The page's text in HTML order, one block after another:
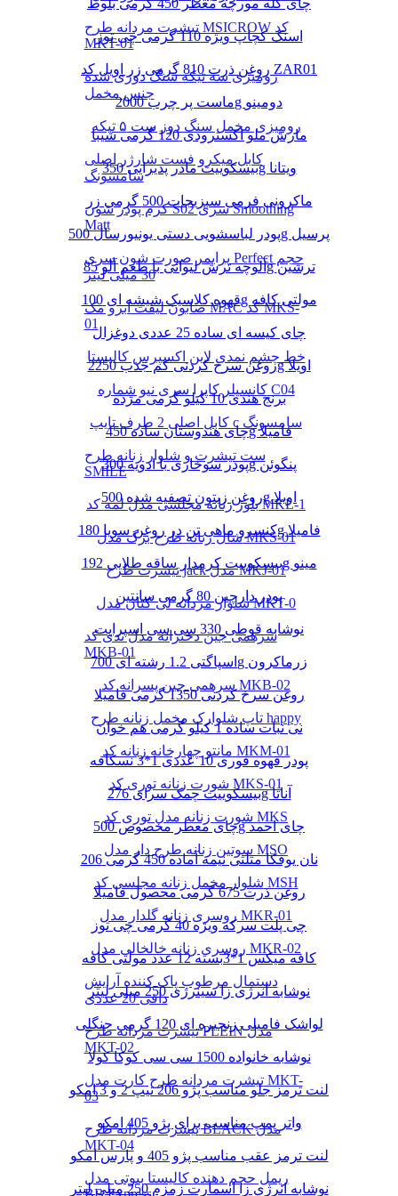
تیشرت مردانه طرح MSICROW کد
MKT-01
رومیزی سه تیکه سنگ دوزی شده
جنس مخمل
رومیزی مخمل سنگ دوز ست ۵ تیکه
کابل میکرو فست شارژر اصلی
سامسونگ
کرم پودر شون S02 سری Smoothing
Matt
پرایمر صورت شون سری Perfect حجم
30 میلی لیتر
صابون لیفت ابرو مک MAC کد MKS-
01
خط چشم نمدی لاین اکسپرس کالیستا
کانسیلر کاپرا سری نیو شماره C04
کابل اصلی 2 طرف تایپ c سامسونگ
ست تیشرت و شلوار زنانه طرح
SMILE
بلوز زنانه مجلسی مدل لمه کد MKL-1
شال زنانه طرح برگ مدل MKS-01
تیشرت طرح jack مدل MKJ-01
شلوار مردانه لی کتان مدل MKT-0
سرهمی جین دخترانه مدل تدی کد
MKB-01
سرهمی جین پسرانه کد MKB-02
تاپ شلوارک مخمل زنانه طرح happy
مانتو چهارخانه زنانه کد MKM-01
شورت زنانه توری کد MKS-01
شورت زنانه مدل توری کد MKS
سوتین زنانه طرح دار مدل MSO
شلوار مخمل زنانه مجلسی کد MSH
روسری زنانه گلدار مدل MKR-01
روسری زنانه خالخالی مدل MKR-02
دستمال مرطوب پاک کننده آرایش
دافی 20 عددی
تیشرت مردانه طرح PLEIN مدل
MKT-02
تیشرت مردانه طرح کارت مدل MKT-
03
تیشرت مردانه طرح BLACK مدل
MKT-04
ریمل حجم دهنده کالیستا بیوتی مدل
چای کله مورچه معطر 450 گرمی بلوط
اسنک کچاپ ویژه 110 گرمی چی توز
روغن ذرت 810 گرمی زر اویل کد ZAR01
ماست پر چرب 2000g دومینو
مارش ملو اکسترودی 120 گرمی شیبا
بیسکوییت مادر پذیرایی 350g ویتانا
ماکرونی فرمی سبزیجات 500 گرمی زر
پودر لباسشویی دستی یونیورسال 500g پرسیل
آلوچه ترش لیوانی با طعم آلو 85g ترشین
قهوه کلاسیک شیشه ای 100g مولتی کافه
چای کیسه ای ساده 25 عددی دوغزال
روغن سرخ کردنی کم جذب 2250g اویلا
برنج هندی 10 کیلو گرمی مژده
چای هندوستان ساده 450g فامیلا
پودر سوخاری با ادویه 300g پنگوئن
روغن زیتون تصفیه شده 500g اویلا
کنسرو ماهی تن در روغن سویا 180g فامیلا
بیسکوییت کرمدار ساقه طلایی 192g مینو
پودر دارچین 80 گرمی سانتین
نوشابه قوطی 330 سی سی اسپرایت
اسپاگتی 1.2 رشته ای 700g زرماکرون
روغن سرخ کردنی 1350 گرمی فامیلا
نی نبات ساده 1 کیلو گرمی هم خوان
پودر قهوه فوری 10 عددی 1*3 نسکافه
بیسکوییت چمک سرای 276g آناتا
چای معطر مخصوص 500g چای احمد
نان یوفکا مثلثی نیمه آماده 450 گرمی 206
روغن ذرت 675 گرمی محصول فامیلا
چی پلت سرکه ویژه 40 گرمی چی توز
کافه میکس 1*3بسته 12 عدد مولتی کافه
نوشابه انرژی زا سینرژی 250 میلی لیتر
لواشک فامیلی زنجیره ای 120 گرمی جنگلی
نوشابه خانواده 1500 سی سی کوکا کولا
لنت ترمز جلو مناسب پژو 206 تیپ 2 و 3 امکو
واتر پمپ مناسب برای پژو 405 امکو
لنت ترمز عقب مناسب پژو 405 و پارس امکو
نوشابه انرژی زا اسمارت زمزم 250 میلی لیتر